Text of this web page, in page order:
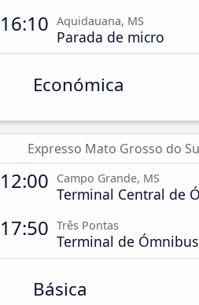
16:10 Aquidauana, MS
Parada de micro
Económica
Expresso Mato Grosso do
12:00 Campo Grande, MS
Terminal Central de
17:50 Três Pontas
Terminal de Ómnibus
Básica